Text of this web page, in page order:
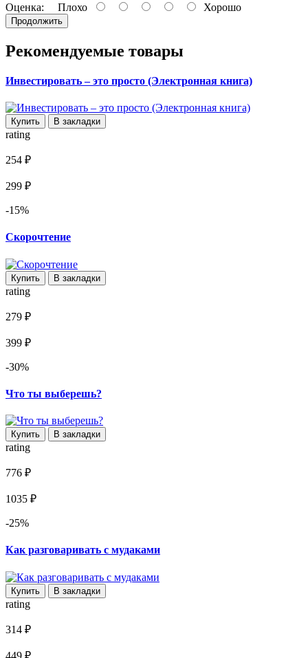
Оценка: Плохо Хорошо
Продолжить
Рекомендуемые товары
Инвестировать – это просто (Электронная книга)
Купить В закладки
rating
254 ₽
299 ₽
-15%
Скорочтение
Купить В закладки
rating
279 ₽
399 ₽
-30%
Что ты выберешь?
Купить В закладки
rating
776 ₽
1035 ₽
-25%
Как разговаривать с мудаками
Купить В закладки
rating
314 ₽
449 ₽